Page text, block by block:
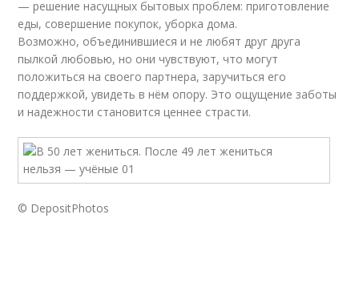
— решение насущных бытовых проблем: приготовление
еды, совершение покупок, уборка дома.
Возможно, объединившиеся и не любят друг друга
пылкой любовью, но они чувствуют, что могут
положиться на своего партнера, заручиться его
поддержкой, увидеть в нём опору. Это ощущение заботы
и надежности становится ценнее страсти.
© DepositPhotos